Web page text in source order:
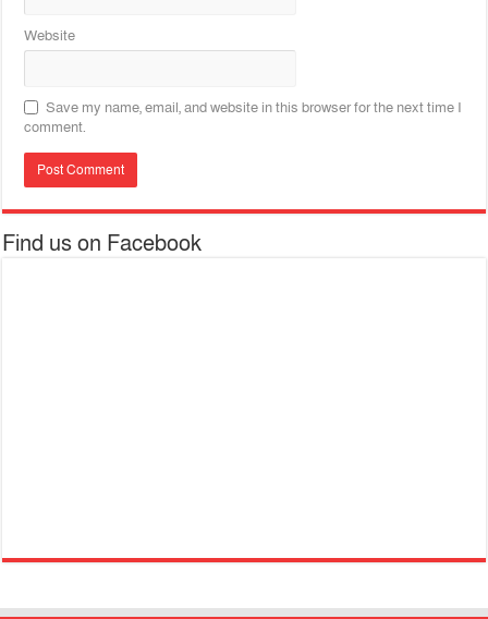
Website
Save my name, email, and website in this browser for the next time I
comment.
Find us on Facebook